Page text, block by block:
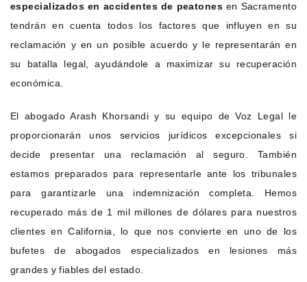
especializados en accidentes de peatones en Sacramento
tendrán en cuenta todos los factores que influyen en su
reclamación y en un posible acuerdo y le representarán en
su batalla legal, ayudándole a maximizar su recuperación
económica.
El abogado Arash Khorsandi y su equipo de Voz Legal le
proporcionarán unos servicios jurídicos excepcionales si
decide presentar una reclamación al seguro. También
estamos preparados para representarle ante los tribunales
para garantizarle una indemnización completa. Hemos
recuperado más de 1 mil millones de dólares para nuestros
clientes en California, lo que nos convierte en uno de los
bufetes de abogados especializados en lesiones más
grandes y fiables del estado.